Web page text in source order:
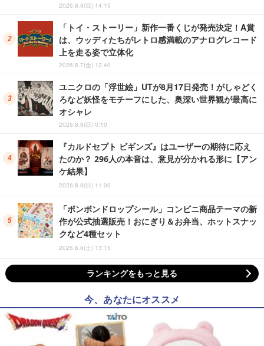
2026.8.9(日) 14:15
「トイ・ストーリー」新作一番くじが発売決定！A賞
は、ウッディたちがレトロ感満載のアナログレコード
上を走る姿で立体化
2026.8.7(金) 12:40
ユニクロの「浮世絵」UTが8月17日発売！がしゃどく
ろなど妖怪をモチーフにした、奥深い世界観が最高に
オシャレ
2026.8.9(日) 0:10
『カルドセプト ビギンズ』はユーザーの期待に応え
たのか？ 296人の本音は、意見が分かれる形に【アン
ケ結果】
2026.8.9(日) 11:00
「ボンボンドロップシール」コンビニ商品テーマの新
作が公式抽選販売！おにぎり＆お弁当、ホットスナッ
クなど4種セット
2026.8.8(土) 13:15
ランキングをもっと見る
今、あなたにオススメ